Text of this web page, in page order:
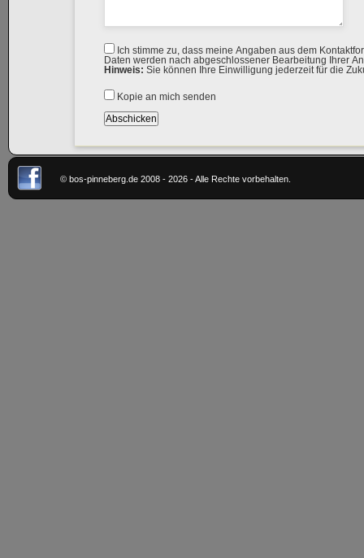
Ich stimme zu, dass meine Angaben aus dem
Daten werden nach abgeschlossener Bearbeitung Ihrer
Hinweis: Sie können Ihre Einwilligung jederzeit für die
Kopie an mich senden
© bos-pinneberg.de 2008 - 2026 - Alle Rechte vorbehalten.